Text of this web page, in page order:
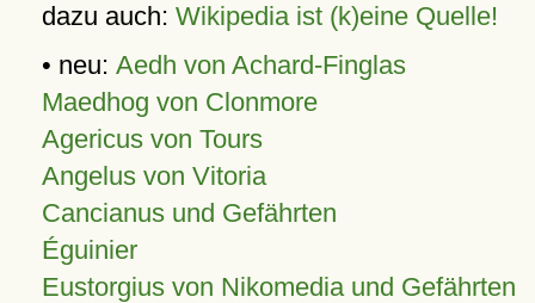
dazu auch: Wikipedia ist (k)eine Quelle!
• neu: Aedh von Achard-Finglas
Maedhog von Clonmore
Agericus von Tours
Angelus von Vitoria
Cancianus und Gefährten
Éguinier
Eustorgius von Nikomedia und Gefährten